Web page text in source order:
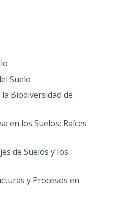
Suelo
Biodiversidad de
en los Suelos: Raíces
de Suelos y los
y Procesos en